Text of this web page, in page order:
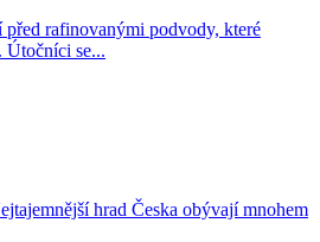
rafinovanými podvody, které
Útočníci se...
hrad Česka obývají mnohem